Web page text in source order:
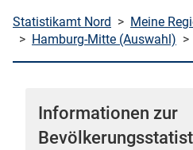
Statistikamt Nord > Meine
> Hamburg-Mitte (Auswahl) >
Informationen zur